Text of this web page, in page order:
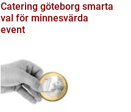
Catering göteborg smarta
val för minnesvärda
event